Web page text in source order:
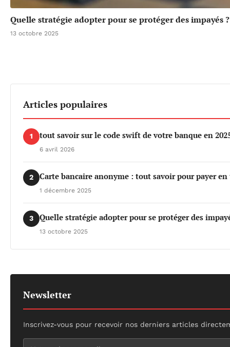
Quelle stratégie adopter pour se protéger des impayés ?
13 octobre 2025
Articles populaires
1 tout savoir sur le code swift de votre banque en
6 avril 2026
2 Carte bancaire anonyme : tout savoir pour payer
1 décembre 2025
3 Quelle stratégie adopter pour se protéger des
13 octobre 2025
Newsletter
Inscrivez-vous pour recevoir nos derniers articles